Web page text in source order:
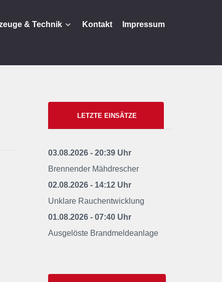
& Technik Kontakt Impressum
LETZTE EINSÄTZE
03.08.2026 - 20:39 Uhr
Brennender Mähdrescher
02.08.2026 - 14:12 Uhr
Unklare Rauchentwicklung
01.08.2026 - 07:40 Uhr
Ausgelöste Brandmeldeanlage